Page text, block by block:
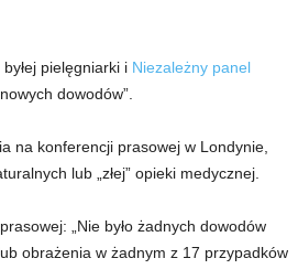
pielęgniarki i Niezależny panel
dowodów”.
na konferencji prasowej w Londynie,
lub „złej” opieki medycznej.
„Nie było żadnych dowodów
obrażenia w żadnym z 17 przypadków